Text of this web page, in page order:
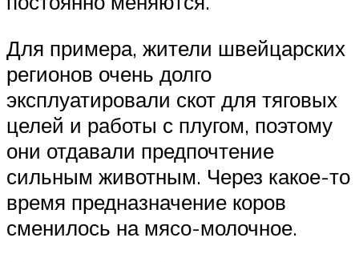
Для примера, жители швейцарских
регионов очень долго
эксплуатировали скот для тяговых
целей и работы с плугом, поэтому
они отдавали предпочтение
сильным животным. Через какое-то
время предназначение коров
сменилось на мясо-молочное.